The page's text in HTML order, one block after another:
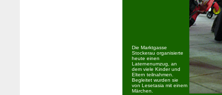
Die Marktgasse
Stockerau organisierte
heute einen
Laternenumzug, an
dem viele Kinder und
Eltern teilnahmen.
Begleitet wurden sie
von Lesetasia mit einem
Märchen.